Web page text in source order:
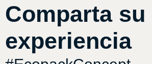
Comparta su
experiencia